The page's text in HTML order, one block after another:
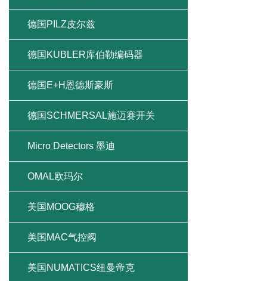
德国PILZ皮尔兹
德国KUBLER库伯勒编码器
德国E+H恩德斯豪斯
德国SCHMERSAL施迈赛开关
Micro Detectors 墨迪
OMAL欧玛尔
美国MOOG穆格
美国MAC气控阀
美国NUMATICS纽曼帝克